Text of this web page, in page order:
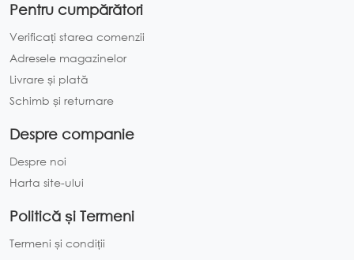
Pentru cumpărători
Verificați starea comenzii
Adresele magazinelor
Livrare și plată
Schimb și returnare
Despre companie
Despre noi
Harta site-ului
Politică și Termeni
Termeni și condiții